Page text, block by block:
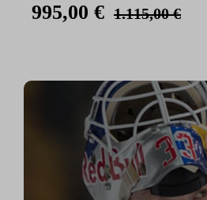
995,00 € 1.115,00 €